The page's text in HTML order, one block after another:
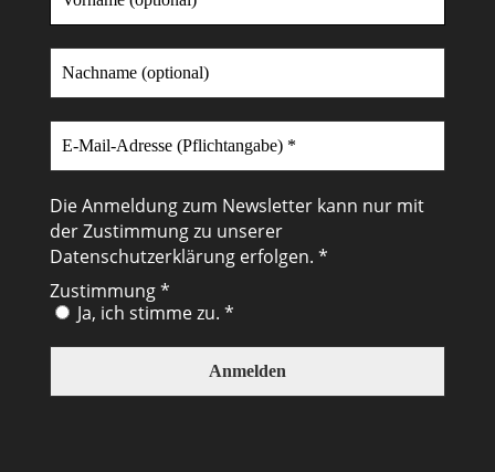
Die Anmeldung zum Newsletter kann nur mit
der Zustimmung zu unserer
Datenschutzerklärungerfolgen. *
Zustimmung*
Ja, ich stimme zu. *